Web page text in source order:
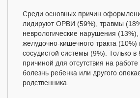
Среди основных причин
лидируют ОРВИ (59%), травмы
неврологические нарушения
желудочно-кишечного тракта (10%)
сосудистой системы (9%). Только в
причиной для отсутствия на
болезнь ребёнка или другого
родственника.